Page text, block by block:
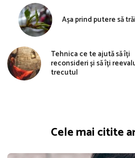
Așa prind putere să
Tehnica ce te ajută să îți
reconsideri și să îți
trecutul
Cele mai citite